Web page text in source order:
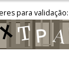
para validação: